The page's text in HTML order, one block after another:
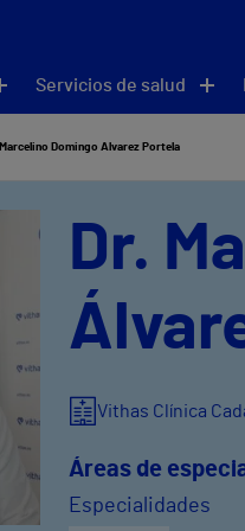
Servicios de salud
Marcelino Domingo Álvarez Portela
Dr.
Vithas Clínica
Áreas de
Especialidades